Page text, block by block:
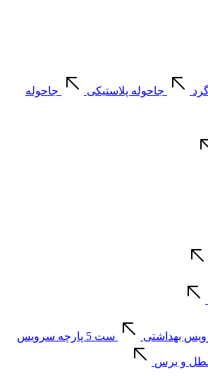
جاحوله پلاستیکی جاحوله
ست 5 پارچه سرویس
و برس